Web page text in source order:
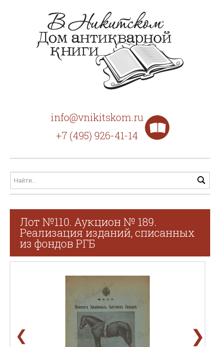
info@vnikitskom.ru
+7 (495) 926-41-14
Лот №110. Аукцион № 189.
Реализация изданий, списанных
из фондов РГБ
❮ ❯